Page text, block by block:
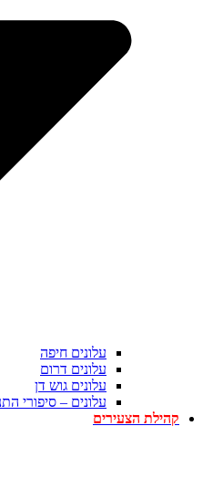
עלונים חיפה
עלונים דרום
עלונים גוש דן
עלונים – סיפורי
קהילת הצעירים